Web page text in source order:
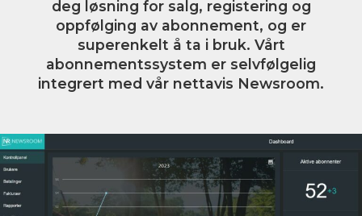
deg løsning for salg, registering og
oppfølging av abonnement, og er
superenkelt å ta i bruk. Vårt
abonnementssystem er selvfølgelig
integrert med vår nettavis Newsroom.